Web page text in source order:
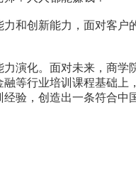
和创新能力，面对客户
化。面对未来，商学
等行业培训课程基础上
验，创造出一条符合中